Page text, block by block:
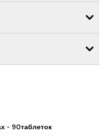
- 90таблеток